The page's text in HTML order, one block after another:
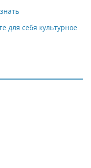
для себя культурное